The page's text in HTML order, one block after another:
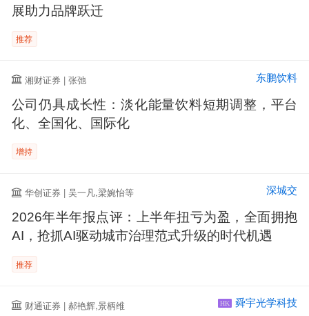
展助力品牌跃迁
推荐
湘财证券 | 张弛 东鹏饮料
公司仍具成长性：淡化能量饮料短期调整，平台
化、全国化、国际化
增持
华创证券 | 吴一凡,梁婉怡等 深城交
2026年半年报点评：上半年扭亏为盈，全面拥抱
AI，抢抓AI驱动城市治理范式升级的时代机遇
推荐
财通证券 | 郝艳辉,景柄维 HK 舜宇光学科技